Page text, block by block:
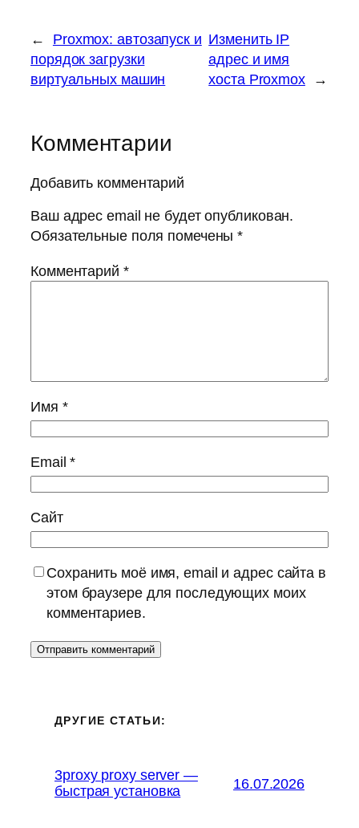
←
Proxmox: автозапуск и
порядок загрузки
виртуальных машин
Изменить IP
адрес и имя
хоста Proxmox
→
Комментарии
Добавить комментарий
Ваш адрес email не будет опубликован.
Обязательные поля помечены*
Комментарий *
Имя *
Email*
Сайт
Сохранить моё имя, email и адрес сайта в
этом браузере для последующих моих
комментариев.
ДРУГИЕ СТАТЬИ:
3proxy proxy server —
быстрая установка
16.07.2026